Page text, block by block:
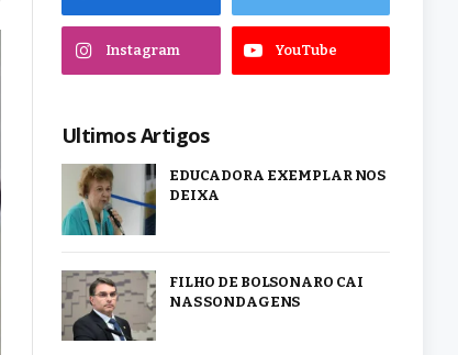
Instagram YouTube
Ultimos Artigos
EDUCADORA EXEMPLAR NOS
DEIXA
FILHO DE BOLSONARO CAI
NAS SONDAGENS